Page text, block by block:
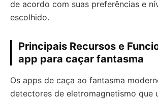
de acordo com suas preferências e
escolhido.
Principais Recursos e
app para caçar fantasma
Os apps de caça ao fantasma
detectores de eletromagnetismo que